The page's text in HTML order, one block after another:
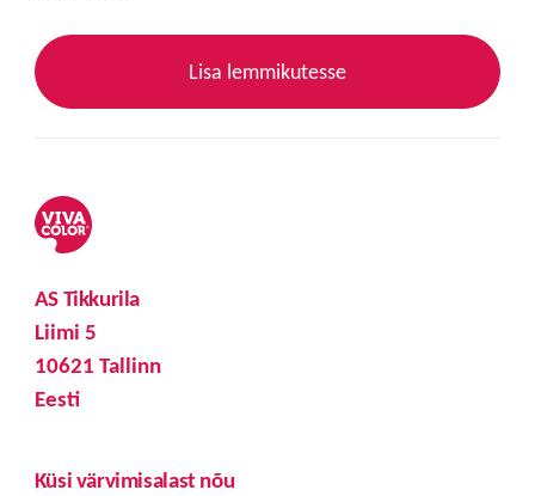
Lisa lemmikutesse
AS Tikkurila
Liimi 5
10621 Tallinn
Eesti
Küsi värvimisalast nõu